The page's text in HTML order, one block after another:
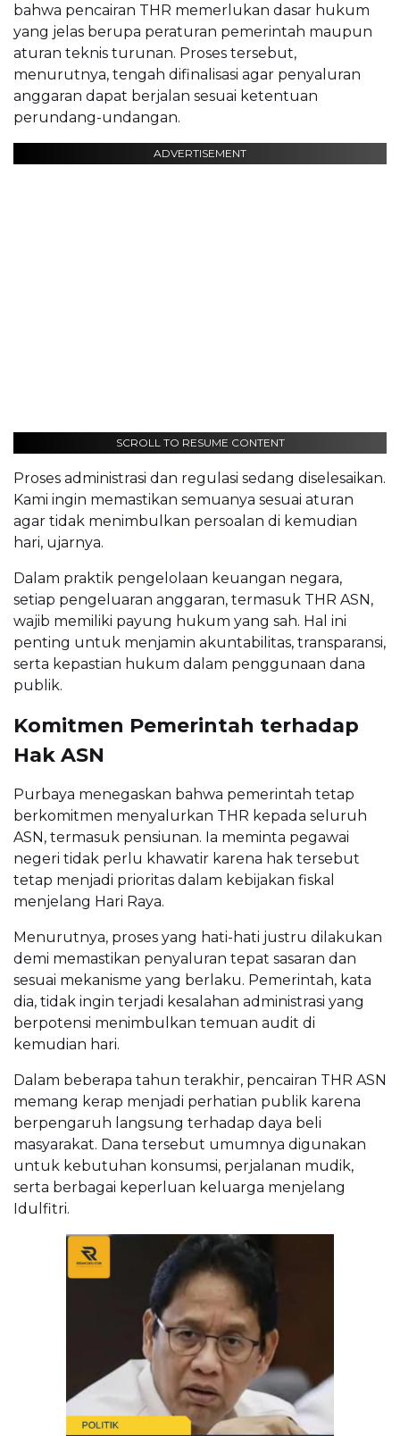
bahwa pencairan THR memerlukan dasar hukum
yang jelas berupa peraturan pemerintah maupun
aturan teknis turunan. Proses tersebut,
menurutnya, tengah difinalisasi agar penyaluran
anggaran dapat berjalan sesuai ketentuan
perundang-undangan.
ADVERTISEMENT
SCROLL TO RESUME CONTENT
Proses administrasi dan regulasi sedang diselesaikan.
Kami ingin memastikan semuanya sesuai aturan
agar tidak menimbulkan persoalan di kemudian
hari, ujarnya.
Dalam praktik pengelolaan keuangan negara,
setiap pengeluaran anggaran, termasuk THR ASN,
wajib memiliki payung hukum yang sah. Hal ini
penting untuk menjamin akuntabilitas, transparansi,
serta kepastian hukum dalam penggunaan dana
publik.
Komitmen Pemerintah terhadap
Hak ASN
Purbaya menegaskan bahwa pemerintah tetap
berkomitmen menyalurkan THR kepada seluruh
ASN, termasuk pensiunan. Ia meminta pegawai
negeri tidak perlu khawatir karena hak tersebut
tetap menjadi prioritas dalam kebijakan fiskal
menjelang Hari Raya.
Menurutnya, proses yang hati-hati justru dilakukan
demi memastikan penyaluran tepat sasaran dan
sesuai mekanisme yang berlaku. Pemerintah, kata
dia, tidak ingin terjadi kesalahan administrasi yang
berpotensi menimbulkan temuan audit di
kemudian hari.
Dalam beberapa tahun terakhir, pencairan THR ASN
memang kerap menjadi perhatian publik karena
berpengaruh langsung terhadap daya beli
masyarakat. Dana tersebut umumnya digunakan
untuk kebutuhan konsumsi, perjalanan mudik,
serta berbagai keperluan keluarga menjelang
Idulfitri.